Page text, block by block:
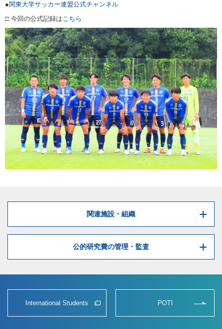
●関東大学サッカー連盟公式チャンネル
□ 今回の公式記録はこちら
関連施設・組織
公的研究費の管理・監査
International Students POTI